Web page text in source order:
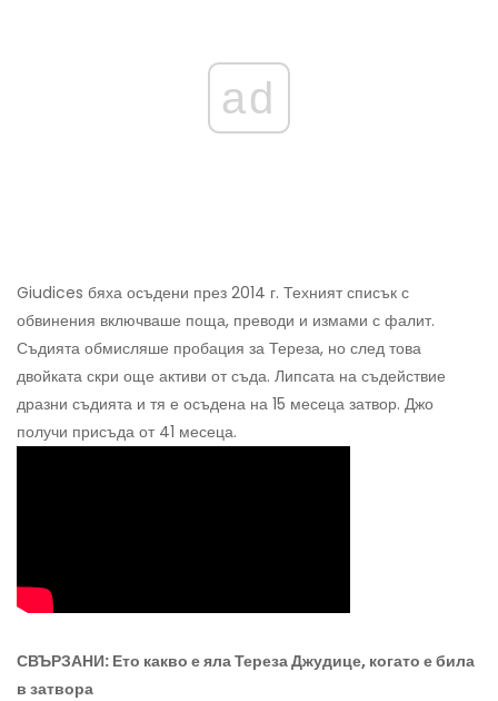
ad
Giudices бяха осъдени през 2014 г. Техният списък с
обвинения включваше поща, преводи и измами с фалит.
Съдията обмисляше пробация за Тереза, но след това
двойката скри още активи от съда. Липсата на съдействие
дразни съдията и тя е осъдена на 15 месеца затвор. Джо
получи присъда от 41 месеца.
СВЪРЗАНИ: Ето какво е яла Тереза ​​Джудице, когато е била
в затвора